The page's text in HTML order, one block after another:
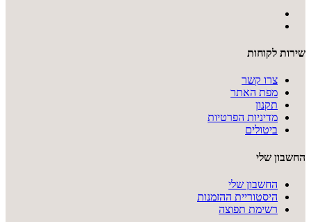
שירות לקוחות
צרו קשר
מפת האתר
תקנון
מדיניות הפרטיות
ביטולים
החשבון שלי
החשבון שלי
היסטוריית ההזמנות
רשימת תפוצה